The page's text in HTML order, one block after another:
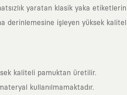
yaratan klasik yaka
derinlemesine işleyen yüksek
kaliteli pamuktan üretilir.
kullanılmamaktadır.